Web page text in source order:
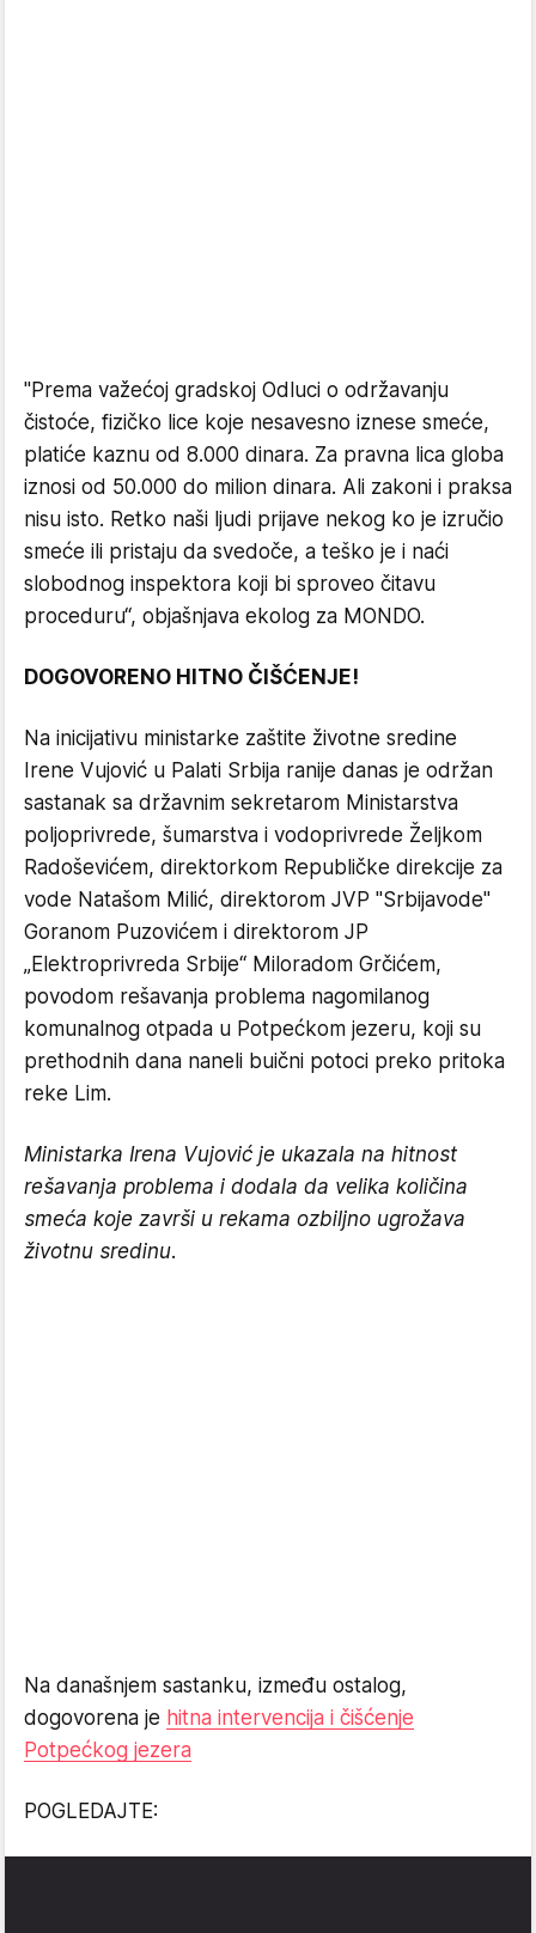
"Prema važećoj gradskoj Odluci o održavanju
čistoće, fizičko lice koje nesavesno iznese smeće,
platiće kaznu od 8.000 dinara. Za pravna lica globa
iznosi od 50.000 do milion dinara. Ali zakoni i praksa
nisu isto. Retko naši ljudi prijave nekog ko je izručio
smeće ili pristaju da svedoče, a teško je i naći
slobodnog inspektora koji bi sproveo čitavu
proceduru“, objašnjava ekolog za MONDO.
DOGOVORENO HITNO ČIŠĆENJE!
Na inicijativu ministarke zaštite životne sredine
Irene Vujović u Palati Srbija ranije danas je održan
sastanak sa državnim sekretarom Ministarstva
poljoprivrede, šumarstva i vodoprivrede Željkom
Radoševićem, direktorkom Republičke direkcije za
vode Natašom Milić, direktorom JVP "Srbijavode"
Goranom Puzovićem i direktorom JP
„Elektroprivreda Srbije“ Miloradom Grčićem,
povodom rešavanja problema nagomilanog
komunalnog otpada u Potpećkom jezeru, koji su
prethodnih dana naneli buični potoci preko pritoka
reke Lim.
Ministarka Irena Vujović je ukazala na hitnost
rešavanja problema i dodala da velika količina
smeća koje završi u rekama ozbiljno ugrožava
životnu sredinu.
Na današnjem sastanku, između ostalog,
dogovorena je hitna intervencija i čišćenje
Potpećkog jezera
POGLEDAJTE: